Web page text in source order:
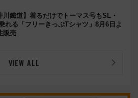
川鐵道】着るだけでトーマス号もSL・
れる「フリーきっぷTシャツ」8月6日よ
販売
VIEW ALL